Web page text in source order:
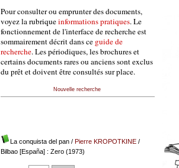
Pour consulter ou emprunter des documents,
voyez la rubriqueinformations pratiques. Le
fonctionnement de l'interface de recherche est
sommairement décrit dans ce guide de
recherche. Les périodiques, les brochures et
certains documents rares ou anciens sont exclus
du prêt et doivent être consultés sur place.
Nouvelle recherche
La conquista del pan/ Pierre KROPOTKINE/
Bilbao [España] : Zero (1973)